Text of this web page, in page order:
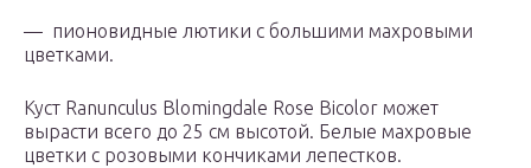
— пионовидные лютики с большими махровыми
цветками.
Куст Ranunculus Blomingdale Rose Bicolor может
вырасти всего до 25 см высотой. Белые махровые
цветки с розовыми кончиками лепестков.